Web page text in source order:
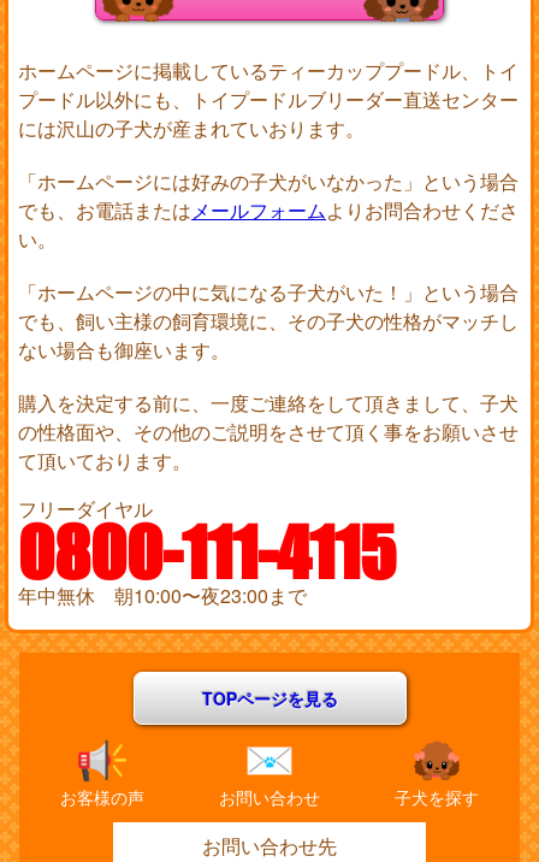
ホームページに掲載しているティーカッププードル、トイ
プードル以外にも、トイプードルブリーダー直送センター
には沢山の子犬が産まれていおります。
「ホームページには好みの子犬がいなかった」という場合
でも、お電話またはメールフォームよりお問合わせくださ
い。
「ホームページの中に気になる子犬がいた！」という場合
でも、飼い主様の飼育環境に、その子犬の性格がマッチし
ない場合も御座います。
購入を決定する前に、一度ご連絡をして頂きまして、子犬
の性格面や、その他のご説明をさせて頂く事をお願いさせ
て頂いております。
フリーダイヤル
0800-111-4115
年中無休 朝10:00〜夜23:00まで
TOPページを見る
お客様の声 お問い合わせ 子犬を探す
お問い合わせ先